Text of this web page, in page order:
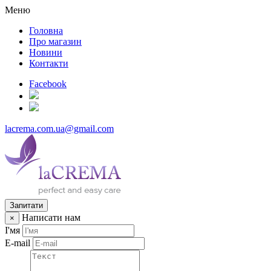
Меню
Головна
Про магазин
Новини
Контакти
Facebook
lacrema.com.ua@gmail.com
Запитати
×
Написати нам
І'мя
E-mail